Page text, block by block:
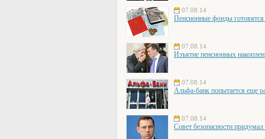
07.08.14
Пенсионные фонды готовятся
07.08.14
Изъятие пенсионных
07.08.14
Альфа-банк попытается еще
07.08.14
Совет безопасности